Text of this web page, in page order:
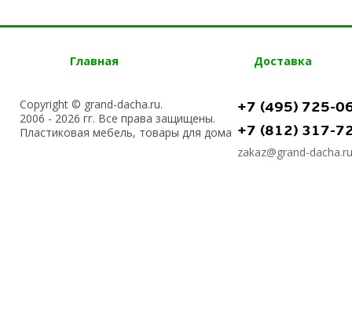
Главная Доставка
Copyright © grand-dacha.ru.
2006 - 2026 гг. Все права защищены.
Пластиковая мебель, товары для дома
+7 (495) 725-
+7 (812) 317-
zakaz@grand-dacha.ru